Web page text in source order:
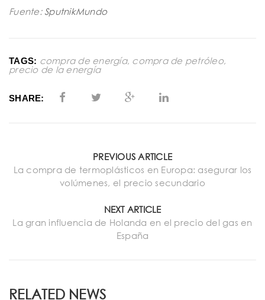
Fuente: SputnikMundo
TAGS: compra de energía, compra de petróleo,
precio de la energía
SHARE:
PREVIOUS ARTICLE
La compra de termoplásticos en Europa: asegurar los
volúmenes, el precio secundario
NEXT ARTICLE
La gran influencia de Holanda en el precio del gas en
España
RELATED NEWS